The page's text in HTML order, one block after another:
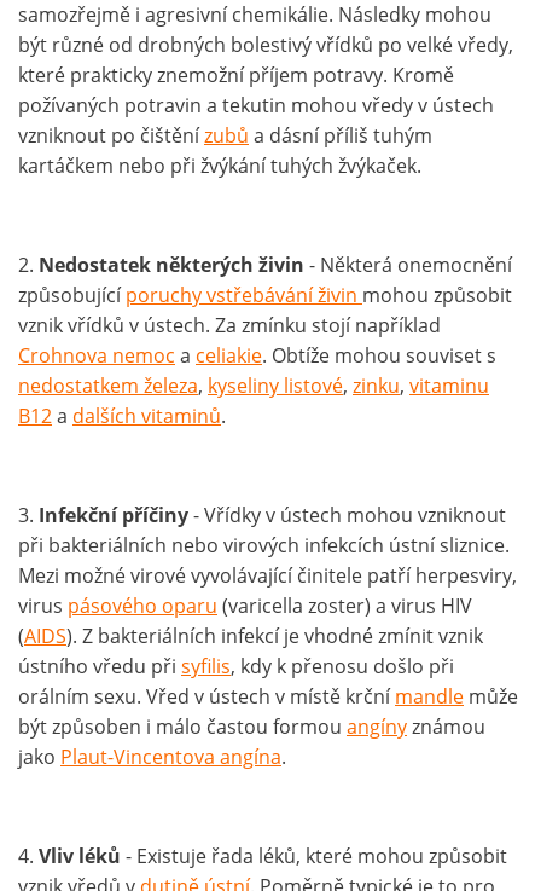
samozřejmě i agresivní chemikálie. Následky mohou
být různé od drobných bolestivý vřídků po velké vředy,
které prakticky znemožní příjem potravy. Kromě
požívaných potravin a tekutin mohou vředy v ústech
vzniknout po čištěnízubů a dásní příliš tuhým
kartáčkem nebo při žvýkání tuhých žvýkaček.
2. Nedostatek některých živin - Některá onemocnění
způsobujícíporuchy vstřebávání živin mohou způsobit
vznik vřídků v ústech. Za zmínku stojí například
Crohnova nemoc a celiakie. Obtíže mohou souviset s
nedostatkem železa, kyseliny listové, zinku, vitaminu
B12a dalších vitaminů.
3. Infekční příčiny- Vřídky v ústech mohou vzniknout
při bakteriálních nebo virových infekcích ústní sliznice.
Mezi možné virové vyvolávající činitele patří herpesviry,
virus pásového oparu (varicella zoster) a virus HIV
(AIDS). Z bakteriálních infekcí je vhodné zmínit vznik
ústního vředu při syfilis, kdy k přenosu došlo při
orálním sexu. Vřed v ústech v místě krčnímandle může
být způsoben i málo častou formou angínyznámou
jako Plaut-Vincentova angína.
4. Vliv léků - Existuje řada léků, které mohou způsobit